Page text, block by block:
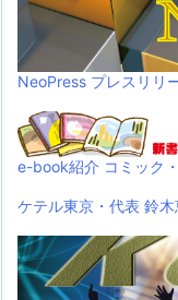
NeoPress プレスリリ
e-book紹介 コミック
ケテル東京・代表 鈴木